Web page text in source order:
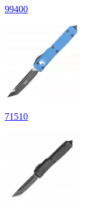
99400
71 510